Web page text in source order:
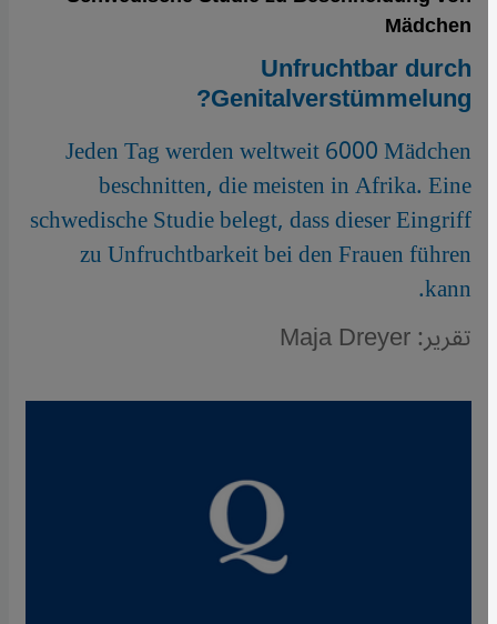
Mädchen
Unfruchtbar durch
Genitalverstümmelung?
Jeden Tag werden weltweit 6000 Mädchen
beschnitten, die meisten in Afrika. Eine
schwedische Studie belegt, dass dieser Eingriff
zu Unfruchtbarkeit bei den Frauen führen
kann.
تقرير: Maja Dreyer